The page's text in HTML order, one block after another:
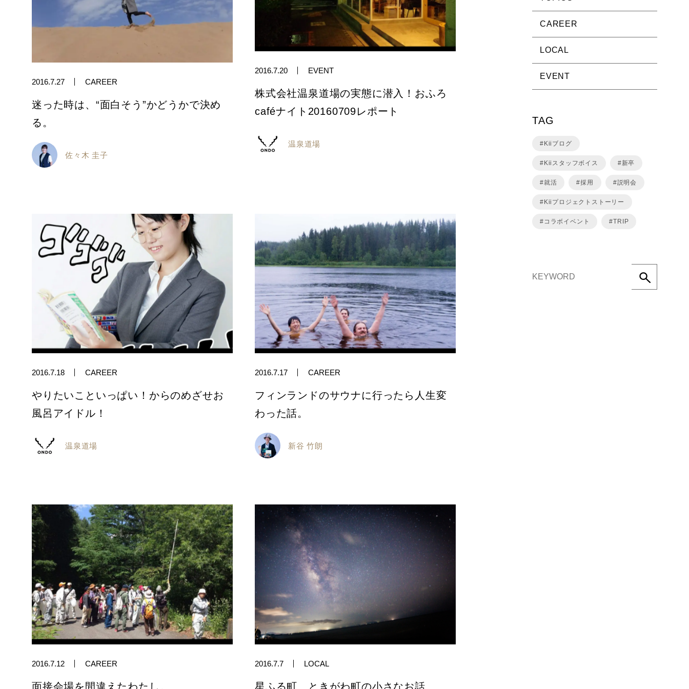
2016.7.27 CAREER
迷った時は、“面白そう”かどうかで決め
る。
佐々木 圭子
2016.7.20 EVENT
株式会社温泉道場の実態に潜入！おふろ
caféナイト20160709レポート
温泉道場
2016.7.18 CAREER
やりたいこといっぱい！からのめざせお
風呂アイドル！
温泉道場
2016.7.17 CAREER
フィンランドのサウナに行ったら人生変
わった話。
新谷 竹朗
2016.7.12 CAREER
面接会場を間違えたわたし。
2016.7.7 LOCAL
星ふる町、ときがわ町の小さなお話
CAREER
LOCAL
EVENT
TAG
Kiiブログ
Kiiスタッフボイス 新卒
就活 採用 説明会
Kiiプロジェクトストーリー
コラボイベント TRIP